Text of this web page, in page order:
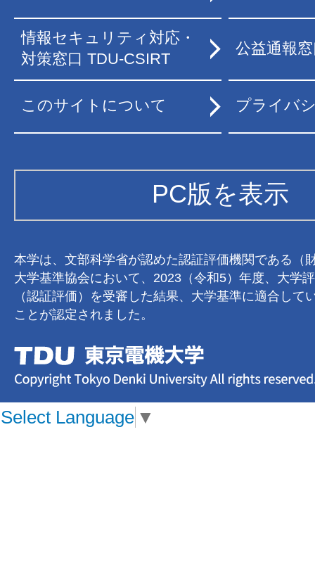
情報セキュリティ対応・
対策窓口 TDU-CSIRT
公益通報
このサイトについて プライバ
PC版を表示
本学は、文部科学省が認めた認証評価機関である（
大学基準協会において、2023（令和5）年度、大学
（認証評価）を受審した結果、大学基準に適合して
ことが認定されました。
Select Language ▼